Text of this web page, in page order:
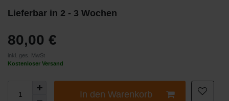
Lieferbar in 2 - 3 Wochen
80,00 €
inkl. ges. MwSt
Kostenloser Versand
In den Warenkorb